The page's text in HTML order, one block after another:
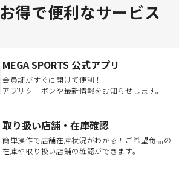
お得で便利なサービス
MEGA SPORTS 公式アプリ
会員証がすぐに開けて便利！
アプリクーポンや最新情報をお知らせします。
取り扱い店舗・在庫確認
簡単操作で店舗在庫状況がわかる！ご希望商品の
在庫や取り扱い店舗の確認ができます。